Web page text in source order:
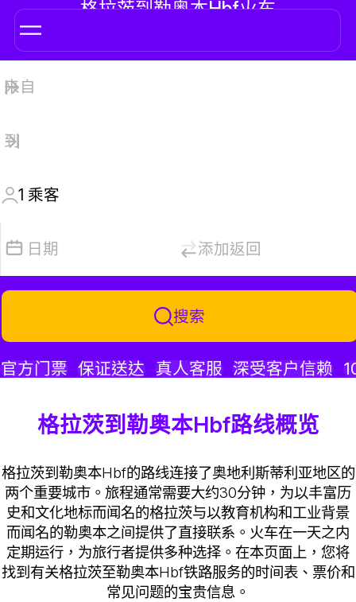
格拉茨到勒奥本Hbf火车
1 乘客
日期 添加返回
搜索
官方门票 保证送达 真人客服 深受客户信赖
格拉茨到勒奥本Hbf路线概览
格拉茨到勒奥本Hbf的路线连接了奥地利斯蒂利亚地区的
两个重要城市。旅程通常需要大约30分钟，为以丰富历
史和文化地标而闻名的格拉茨与以教育机构和工业背景
而闻名的勒奥本之间提供了直接联系。火车在一天之内
定期运行，为旅行者提供多种选择。在本页面上，您将
找到有关格拉茨至勒奥本Hbf铁路服务的时间表、票价和
常见问题的宝贵信息。